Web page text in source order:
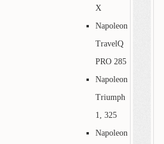
X
Napoleon
TravelQ
PRO 285
Napoleon
Triumph
1, 325
Napoleon